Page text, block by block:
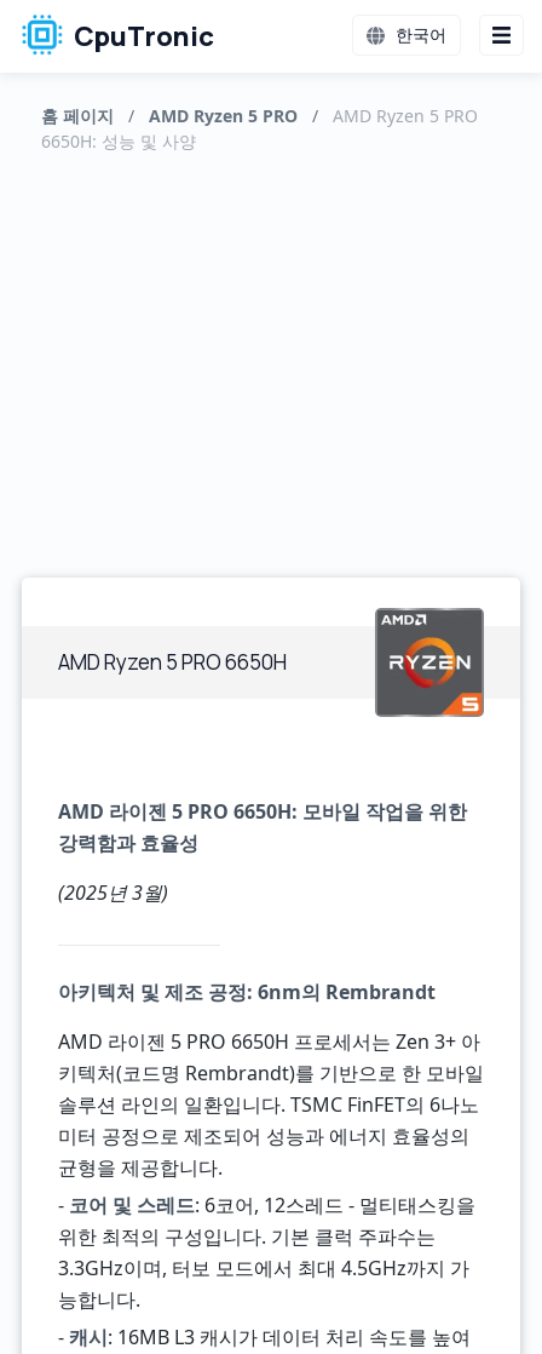
CpuTronic 한국어
홈 페이지 / AMD Ryzen 5 PRO /
AMD Ryzen 5 PRO
6650H: 성능 및 사양
AMD Ryzen 5 PRO 6650H
AMD 라이젠 5 PRO 6650H: 모바일 작업을 위한
강력함과 효율성
(2025년 3월)
아키텍처 및 제조 공정: 6nm의 Rembrandt
AMD 라이젠 5 PRO 6650H 프로세서는 Zen 3+ 아
키텍처(코드명 Rembrandt)를 기반으로 한 모바일
솔루션 라인의 일환입니다. TSMC FinFET의 6나노
미터 공정으로 제조되어 성능과 에너지 효율성의
균형을 제공합니다.
- 코어 및 스레드: 6코어, 12스레드 - 멀티태스킹을
위한 최적의 구성입니다. 기본 클럭 주파수는
3.3GHz이며, 터보 모드에서 최대 4.5GHz까지 가
능합니다.
-캐시: 16MB L3 캐시가 데이터 처리 속도를 높여